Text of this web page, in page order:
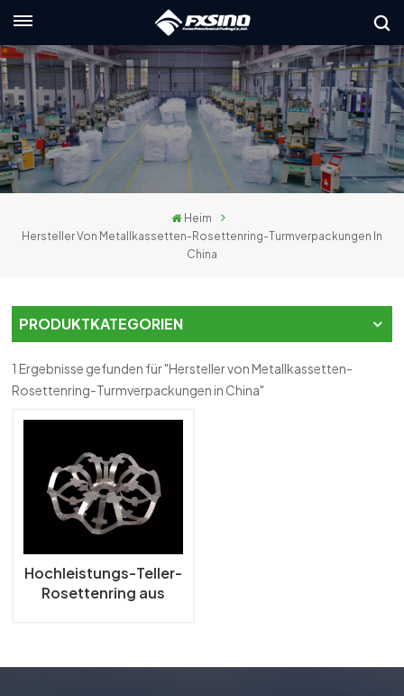
本語
국의
Heim
Hersteller Von Metallkassetten-Rosettenring-Turmverpackungen In
China
PRODUKTKATEGORIEN
1 Ergebnisse gefunden für "Hersteller von Metallkassetten-
Rosettenring-Turmverpackungen in China"
Hochleistungs-Teller-
Rosettenring aus